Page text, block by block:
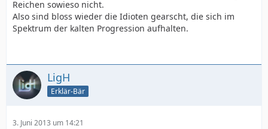
Reichen sowieso nicht.
Also sind bloss wieder die Idioten gearscht, die sich im
Spektrum der kalten Progression aufhalten.
LigH
Erklär-Bär
3. Juni 2013 um 14:21